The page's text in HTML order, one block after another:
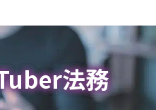
ク
GDPR対応支援
法務